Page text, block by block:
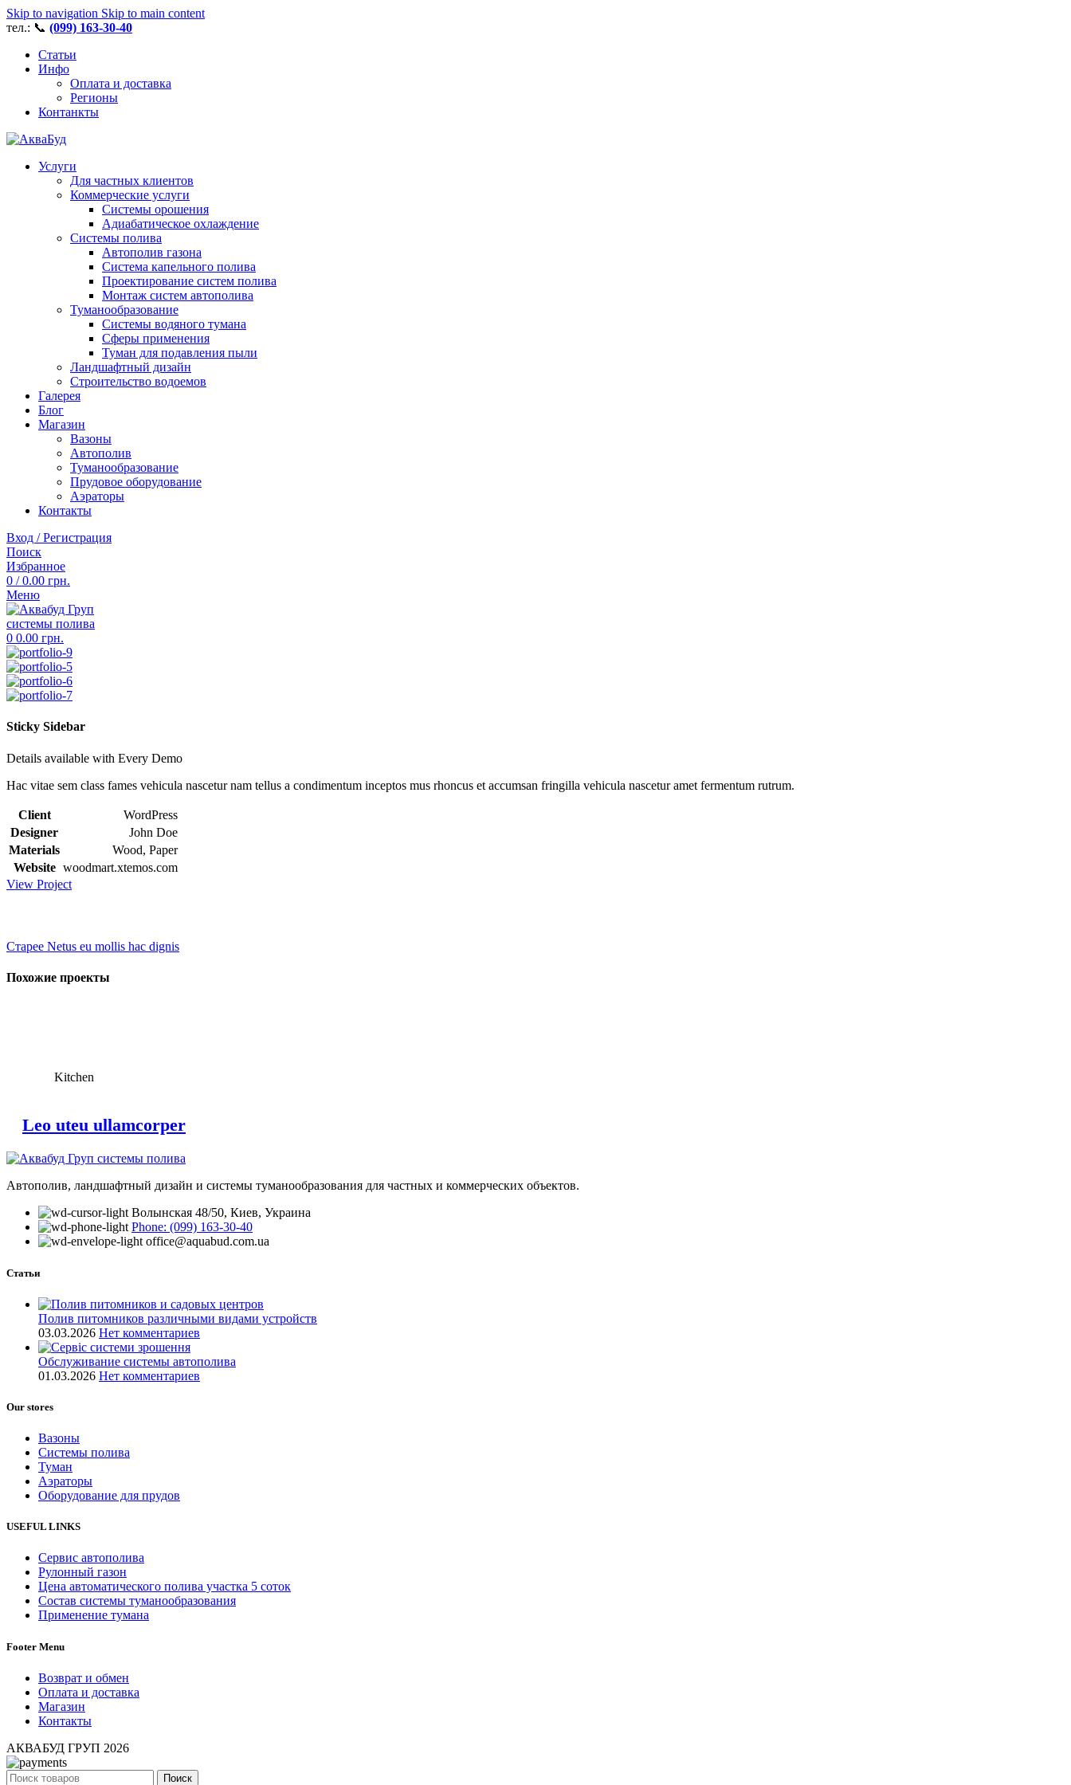
Skip to navigation Skip to main content
тел.: 📞 (099) 163-30-40
Статьи
Инфо
Оплата и доставка
Регионы
Контанкты
Услуги
Для частных клиентов
Коммерческие услуги
Системы орошения
Адиабатическое охлаждение
Системы полива
Автополив газона
Система капельного полива
Проектирование систем полива
Монтаж систем автополива
Туманообразование
Системы водяного тумана
Сферы применения
Туман для подавления пыли
Ландшафтный дизайн
Строительство водоемов
Галерея
Блог
Магазин
Вазоны
Автополив
Туманообразование
Прудовое оборудование
Аэраторы
Контакты
Вход / Регистрация
Поиск
Избранное
0 / 0.00 грн.
Меню
0 0.00 грн.
Sticky Sidebar
Details available with Every Demo
Hac vitae sem class fames vehicula nascetur nam tellus a condimentum inceptos mus rhoncus et accumsan fringilla vehicula nascetur amet fermentum rutrum.
Client
WordPress
Designer
John Doe
Materials
Wood, Paper
Website woodmart.xtemos.com
View Project
Старее Netus eu mollis hac dignis
Похожие проекты
Kitchen
Leo uteu ullamcorper
Автополив, ландшафтный дизайн и системы туманообразования для частных и коммерческих объектов.
Волынская 48/50, Киев, Украина
Phone: (099) 163-30-40
office@aquabud.com.ua
Статьи
Полив питомников различными видами устройств
03.03.2026 Нет комментариев
Обслуживание системы автополива
01.03.2026 Нет комментариев
Our stores
Вазоны
Системы полива
Туман
Аэраторы
Оборудование для прудов
USEFUL LINKS
Сервис автополива
Рулонный газон
Цена автоматического полива участка 5 соток
Состав системы туманообразования
Применение тумана
Footer Menu
Возврат и обмен
Оплата и доставка
Магазин
Контакты
АКВАБУД ГРУП 2026
Поиск